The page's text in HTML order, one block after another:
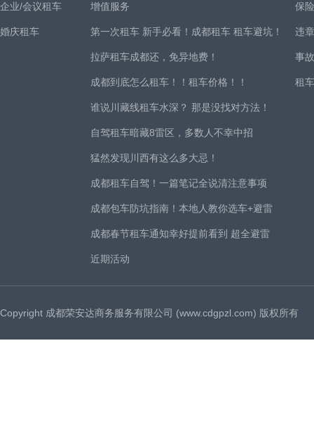
企业/会议租车
婚庆租车
增值服务
第一次租车 新手必看！成都租车 租车避坑！
拉萨租车成都还，免异地费！
成都到底怎么租车！！租车价格！！
谁说川藏线租车水深？ 那是没找对方法！
自驾租车暗藏8雷区，多数人不幸中招
猛然发现川西有这么多大忌！
成都租车自驾！一篇笔记全说清注意事项
成都包车防坑指南！本地人教你选车+避雷
成都春节租车通知幸好提前看到 超全避雷
近期活动
保
违
事
租
Copyright 成都荣安达商务服务有限公司 (www.cdgpzl.com) 版权所有